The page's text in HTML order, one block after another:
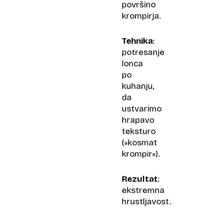
površino
krompirja.
Tehnika:
potresanje
lonca
po
kuhanju,
da
ustvarimo
hrapavo
teksturo
(»kosmat
krompir«).
Rezultat:
ekstremna
hrustljavost.